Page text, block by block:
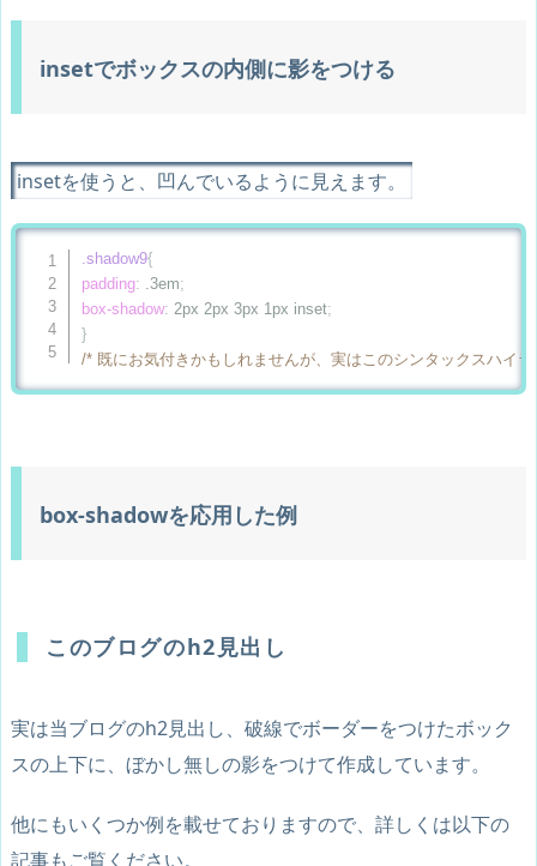
insetでボックスの内側に影をつける
insetを使うと、凹んでいるように見えます。
.shadow9{
padding: .3em;
box-shadow: 2px 2px 3px 1px inset;
}
/* 既にお気付きかもしれませんが、実はこのシンタックスハイ
box-shadowを応用した例
このブログのh2見出し
実は当ブログのh2見出し、破線でボーダーをつけたボック
スの上下に、ぼかし無しの影をつけて作成しています。
他にもいくつか例を載せておりますので、詳しくは以下の
記事もご覧ください。